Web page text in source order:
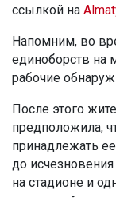
ссылкой на
Напомним, во
единоборств на
рабочие
После этого
предположила,
принадлежать
до
на стадионе и